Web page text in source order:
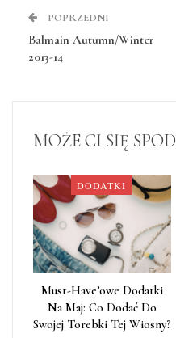
POPRZEDNI
Balmain Autumn/Winter
2013-14
MOŻE CI SIĘ
DODATKI
Must-Have’owe Dodatki
Na Maj: Co Dodać Do
Swojej Torebki Tej Wiosny?